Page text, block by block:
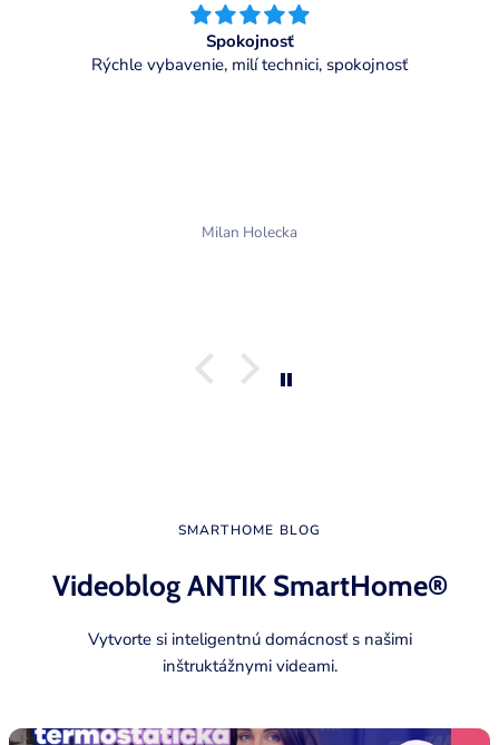
zatial funguje bez problemov, rychla instalacia
Martin Doľák
SMARTHOME BLOG
Videoblog ANTIK SmartHome®
Vytvorte si inteligentnú domácnosť s našimi
inštruktážnymi videami.